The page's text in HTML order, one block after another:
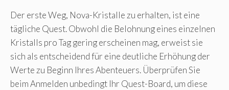
Der erste Weg, Nova-Kristalle zu erhalten, ist eine
tägliche Quest. Obwohl die Belohnung eines einzelnen
Kristalls pro Tag gering erscheinen mag, erweist sie
sich als entscheidend für eine deutliche Erhöhung der
Werte zu Beginn Ihres Abenteuers. Überprüfen Sie
beim Anmelden unbedingt Ihr Quest-Board, um diese